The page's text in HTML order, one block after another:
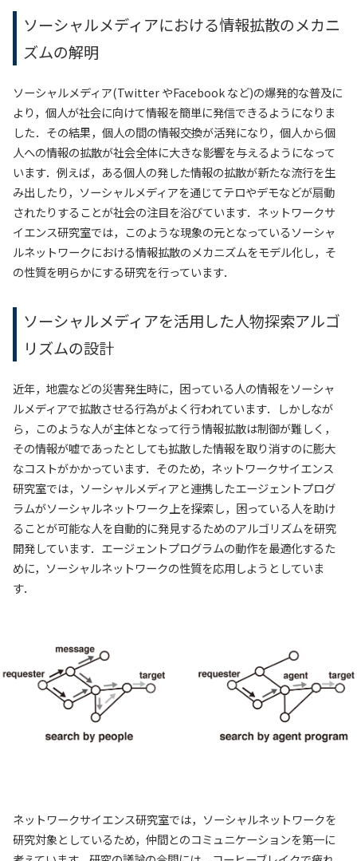
ソーシャルメディアにおける情報拡散のメカニ
ズムの解明
ソーシャルメディア(Twitter やFacebook など)の爆発的な普及に
より，個人が社会に向けて情報を簡単に発信できるようになりま
した．その結果，個人の間の情報交換が活発になり，個人から個
人への情報の拡散が社会全体に大きな影響を与えるようになって
います．例えば，ある個人の発した情報の拡散が新たな流行を生
み出したり，ソーシャルメディアを通じてテロやデモなどが扇動
されたりすることが社会の注目を浴びています．ネットワークサ
イエンス研究室では，このような現象の元となっているソーシャ
ルネットワークにおける情報拡散のメカニズムをモデル化し，そ
の性質を明らかにする研究を行っています．
ソーシャルメディアを活用した人物探索アルゴ
リズムの設計
近年，地震などの災害発生時に，困っている人の情報をソーシャ
ルメディアで拡散させる行為がよく行われています．しかしなが
ら，このような人が主体となって行う情報拡散は制御が難しく，
その情報が嘘であったとしても拡散した情報を取り消すのに膨大
なコストがかかっています．そのため，ネットワークサイエンス
研究室では，ソーシャルメディアと連携したエージェントプログ
ラムがソーシャルネットワーク上を探索し，困っている人を助け
ることが可能な人を自動的に発見するためのアルゴリズムを研究
開発しています．エージェントプログラムの動作を最適化するた
めに，ソーシャルネットワークの性質を応用しようとしていま
す．
ネットワークサイエンス研究室では，ソーシャルネットワークを
研究対象としているため，仲間とのコミュニケーションを第一に